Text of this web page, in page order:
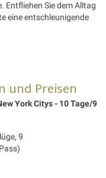
Entfliehen Sie dem Alltag
eine entschleunigende
und Preisen
York Citys - 10 Tage/9
9